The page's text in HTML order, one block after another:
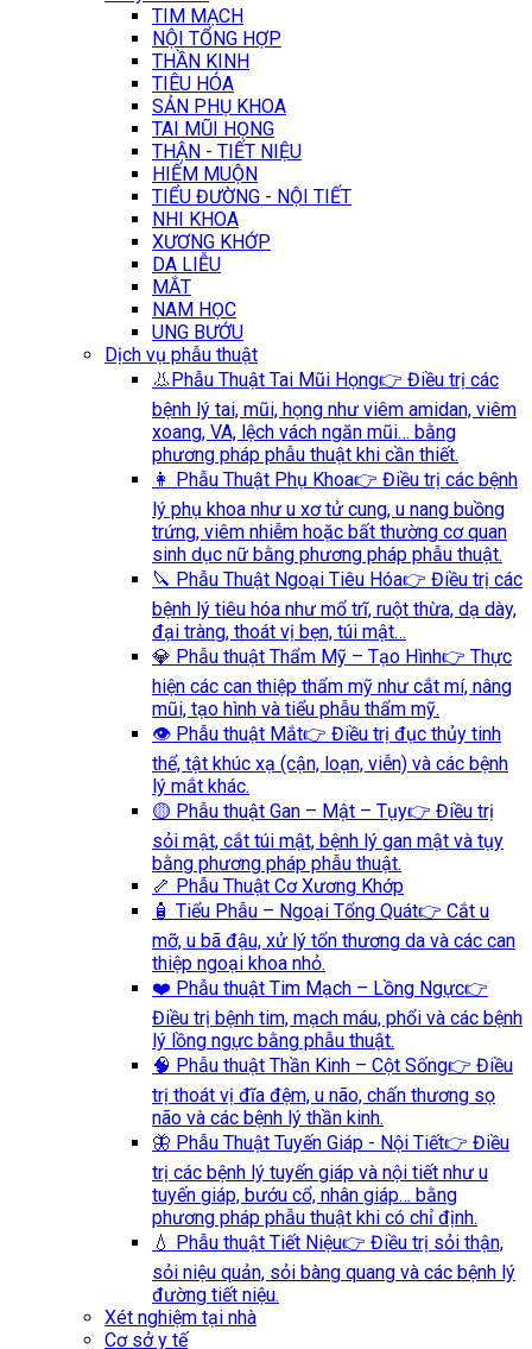
TIM MẠCH
NỘI TỔNG HỢP
THẦN KINH
TIÊU HÓA
SẢN PHỤ KHOA
TAI MŨI HỌNG
THẬN - TIẾT NIỆU
HIẾM MUỘN
TIỂU ĐƯỜNG - NỘI TIẾT
NHI KHOA
XƯƠNG KHỚP
DA LIỄU
MẮT
NAM HỌC
UNG BƯỚU
Dịch vụ phẫu thuật
👃Phẫu Thuật Tai Mũi Họng👉 Điều trị các
bệnh lý tai, mũi, họng như viêm amidan, viêm
xoang, VA, lệch vách ngăn mũi… bằng
phương pháp phẫu thuật khi cần thiết.
👩 Phẫu Thuật Phụ Khoa👉 Điều trị các bệnh
lý phụ khoa như u xơ tử cung, u nang buồng
trứng, viêm nhiễm hoặc bất thường cơ quan
sinh dục nữ bằng phương pháp phẫu thuật.
🔪 Phẫu Thuật Ngoại Tiêu Hóa👉 Điều trị các
bệnh lý tiêu hóa như mổ trĩ, ruột thừa, dạ dày,
đại tràng, thoát vị bẹn, túi mật…
💎 Phẫu thuật Thẩm Mỹ – Tạo Hình👉 Thực
hiện các can thiệp thẩm mỹ như cắt mí, nâng
mũi, tạo hình và tiểu phẫu thẩm mỹ.
👁️ Phẫu thuật Mắt👉 Điều trị đục thủy tinh
thể, tật khúc xạ (cận, loạn, viễn) và các bệnh
lý mắt khác.
🟡 Phẫu thuật Gan – Mật – Tụy👉 Điều trị
sỏi mật, cắt túi mật, bệnh lý gan mật và tụy
bằng phương pháp phẫu thuật.
🦴 Phẫu Thuật Cơ Xương Khớp
🧴 Tiểu Phẫu – Ngoại Tổng Quát👉 Cắt u
mỡ, u bã đậu, xử lý tổn thương da và các can
thiệp ngoại khoa nhỏ.
❤️ Phẫu thuật Tim Mạch – Lồng Ngực👉
Điều trị bệnh tim, mạch máu, phổi và các bệnh
lý lồng ngực bằng phẫu thuật.
🧠 Phẫu thuật Thần Kinh – Cột Sống👉 Điều
trị thoát vị đĩa đệm, u não, chấn thương sọ
não và các bệnh lý thần kinh.
🦋 Phẫu Thuật Tuyến Giáp - Nội Tiết👉 Điều
trị các bệnh lý tuyến giáp và nội tiết như u
tuyến giáp, bướu cổ, nhân giáp… bằng
phương pháp phẫu thuật khi có chỉ định.
💧 Phẫu thuật Tiết Niệu👉 Điều trị sỏi thận,
sỏi niệu quản, sỏi bàng quang và các bệnh lý
đường tiết niệu.
Xét nghiệm tại nhà
Cơ sở y tế